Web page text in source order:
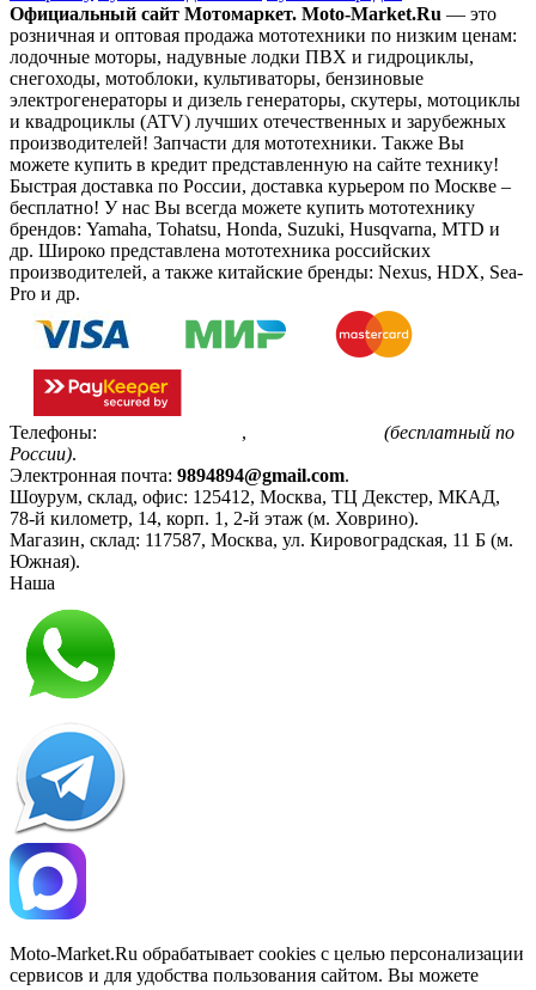
Официальный сайт Мотомаркет. Moto-Market.Ru — это
розничная и оптовая продажа мототехники по низким ценам:
лодочные моторы, надувные лодки ПВХ и гидроциклы,
снегоходы, мотоблоки, культиваторы, бензиновые
электрогенераторы и дизель генераторы, скутеры, мотоциклы
и квадроциклы (ATV) лучших отечественных и зарубежных
производителей! Запчасти для мототехники. Также Вы
можете купить в кредит представленную на сайте технику!
Быстрая доставка по России, доставка курьером по Москве –
бесплатно! У нас Вы всегда можете купить мототехнику
брендов: Yamaha, Tohatsu, Honda, Suzuki, Husqvarna, MTD и
др. Широко представлена мототехника российских
производителей, а также китайские бренды: Nexus, HDX, Sea-
Pro и др.
Телефоны: ,
(бесплатный по
России).
Электронная почта: 9894894@gmail.com.
Шоурум, склад, офис: 125412, Москва, ТЦ Декстер, МКАД,
78-й километр, 14, корп. 1, 2-й этаж (м. Ховрино).
Магазин, склад: 117587, Москва, ул. Кировоградская, 11 Б (м.
Южная).
Наша
Moto-Market.Ru обрабатывает сookies с целью персонализации
сервисов и для удобства пользования сайтом. Вы можете